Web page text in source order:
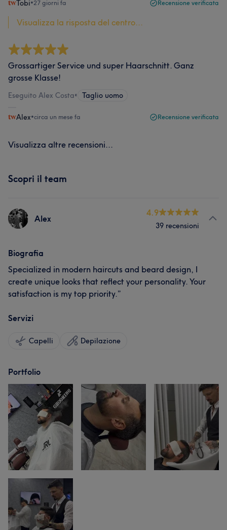
Tobi•27 giorni fa Recensione verificata
Visualizza la risposta del centro...
Grossartiger Service und super Haarschnitt. Ganz
grosse Klasse!
Eseguito Alex Costa• Taglio uomo
Alex•circa un mese fa Recensione verificata
Visualizza altre recensioni...
Scopri il team
Alex
4.9
39 recensioni
Biografia
Specialized in modern haircuts and beard design, I
create unique looks that reflect your personality. Your
satisfaction is my top priority.”
Servizi
Capelli Depilazione
Portfolio